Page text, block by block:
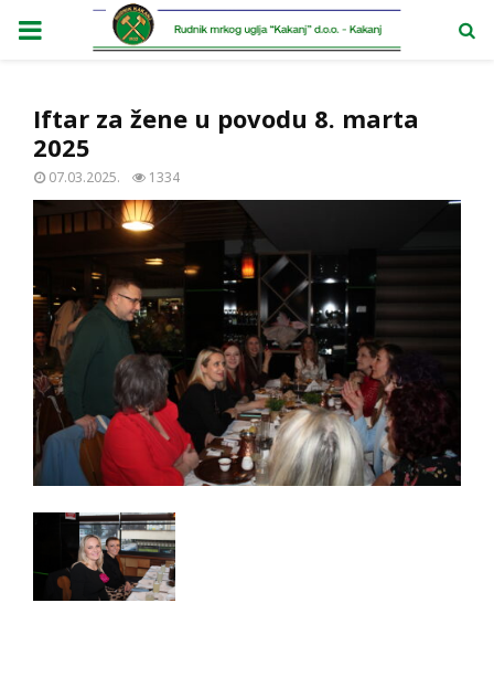
PRIMARY
Iftar za žene u povodu 8. marta
2025
07.03.2025. 1334